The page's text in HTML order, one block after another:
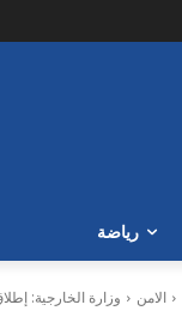
رياضة
الامن وزارة الخارجية: